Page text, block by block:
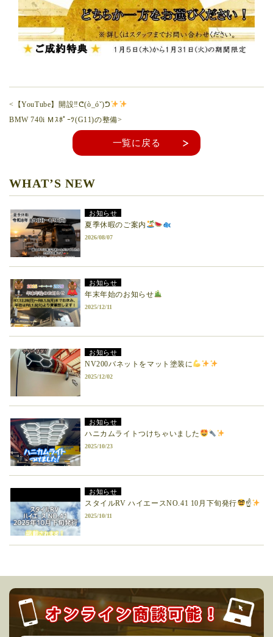
<【YouTube】開設‼︎ᕦ(ò_óˇ)ᕤ
BMW 740i Ｍｽﾎﾟｰﾂ(G11)の整備>
一覧に戻る
WHAT’S NEW
お知らせ
夏季休暇のご案内
2026/08/07
お知らせ
年末年始のお知らせ
2025/12/11
お知らせ
NV200バネットをマット塗装に
2025/12/02
お知らせ
ハニカムライトつけちゃいました
2025/10/23
お知らせ
スタイルRV ハイエースNO.41 10月下旬発行 ☝
2025/10/11